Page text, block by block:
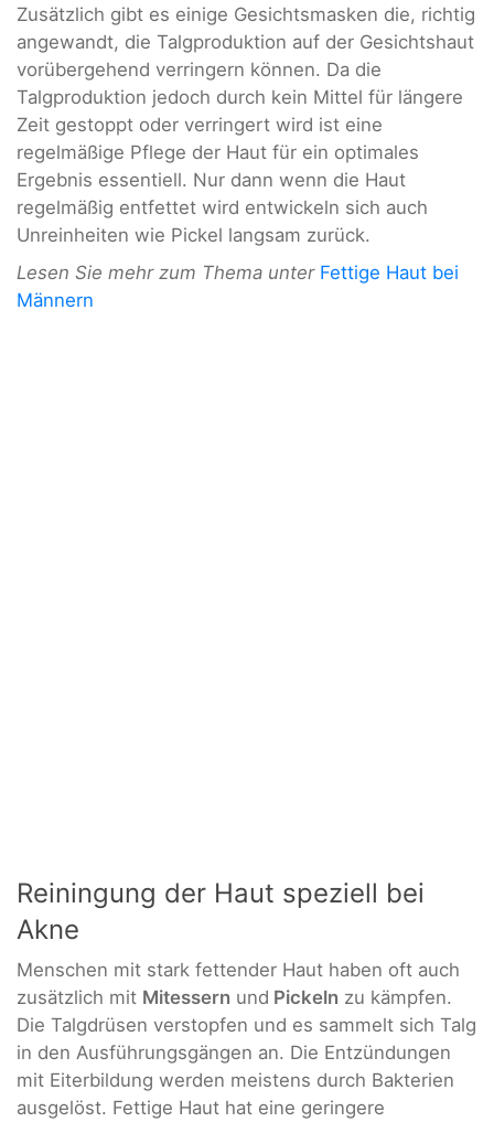
Zusätzlich gibt es einige Gesichtsmasken die, richtig
angewandt, die Talgproduktion auf der Gesichtshaut
vorübergehend verringern können. Da die
Talgproduktion jedoch durch kein Mittel für längere
Zeit gestoppt oder verringert wird ist eine
regelmäßige Pflege der Haut für ein optimales
Ergebnis essentiell. Nur dann wenn die Haut
regelmäßig entfettet wird entwickeln sich auch
Unreinheiten wie Pickel langsam zurück.
Lesen Sie mehr zum Thema unter Fettige Haut bei
Männern
Reiningung der Haut speziell bei
Akne
Menschen mit stark fettender Haut haben oft auch
zusätzlich mit Mitessern und Pickeln zu kämpfen.
Die Talgdrüsen verstopfen und es sammelt sich Talg
in den Ausführungsgängen an. Die Entzündungen
mit Eiterbildung werden meistens durch Bakterien
ausgelöst. Fettige Haut hat eine geringere